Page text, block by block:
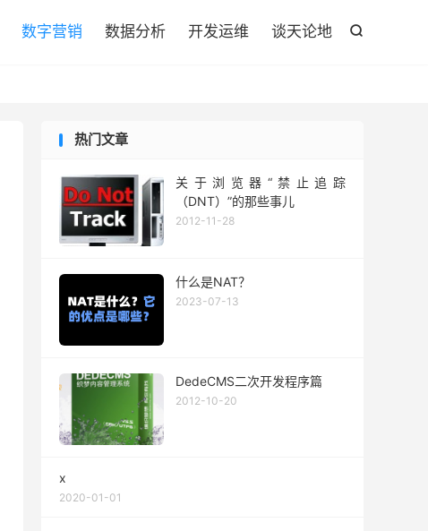

数字营销 数据分析 开发运维 谈天论地
热门文章
关于浏览器“禁止追踪
（DNT）”的那些事儿
2012-11-28
什么是NAT？
2023-07-13
DedeCMS二次开发程序篇
2012-10-20
x
2020-01-01